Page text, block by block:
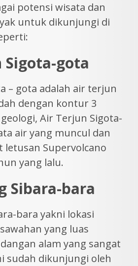
potensi wisata dan
untuk dikunjungi di
gota
– gota adalah air terjun
dengan kontur 3
Air Terjun Sigota-
air yang muncul dan
letusan Supervolcano
yang lalu.
Sibara-bara
bara yakni lokasi
yang luas
alam yang sangat
sudah dikunjungi oleh